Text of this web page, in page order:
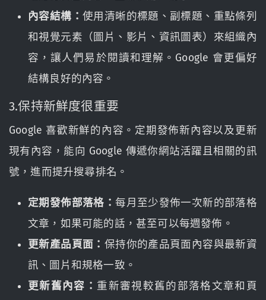
內容結構： 使用清晰的標題、副標題、重點條列
和視覺元素（圖片、影片、資訊圖表）來組織內
容，讓人們易於閱讀和理解。Google 會更偏好
結構良好的內容。
3.保持新鮮度很重要
Google 喜歡新鮮的內容。定期發佈新內容以及更新
現有內容，能向 Google 傳遞你網站活躍且相關的訊
號，進而提升搜尋排名。
定期發佈部落格：每月至少發佈一次新的部落格
文章，如果可能的話，甚至可以每週發佈。
更新產品頁面： 保持你的產品頁面內容與最新資
訊、圖片和規格一致。
更新舊內容： 重新審視較舊的部落格文章和頁